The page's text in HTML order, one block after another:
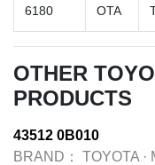
6180
OTA
OTHER
PRODUCTS
43512 0B010
BRAND：
TOYOTA ·